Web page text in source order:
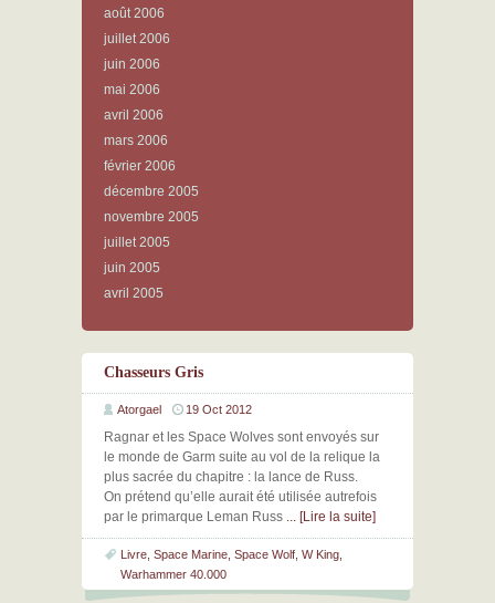
août 2006
juillet 2006
juin 2006
mai 2006
avril 2006
mars 2006
février 2006
décembre 2005
novembre 2005
juillet 2005
juin 2005
avril 2005
Chasseurs Gris
Atorgael 19 Oct 2012
Ragnar et les Space Wolves sont envoyés sur
le monde de Garm suite au vol de la relique la
plus sacrée du chapitre : la lance de Russ.
On prétend qu’elle aurait été utilisée autrefois
par le primarque Leman Russ ... [Lire la suite]
Livre Space Marine Space Wolf W King
Warhammer 40.000